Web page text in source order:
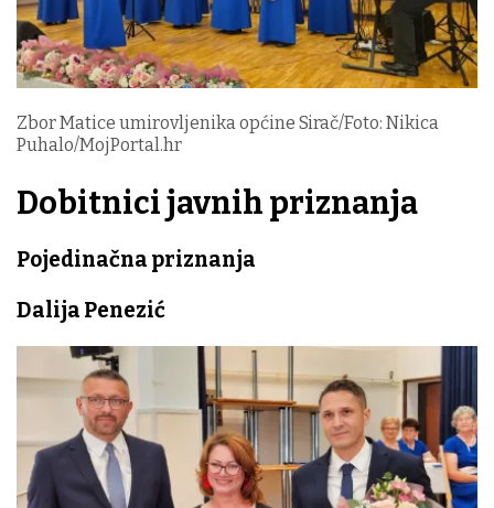
Zbor Matice umirovljenika općine Sirač/Foto: Nikica
Puhalo/MojPortal.hr
Dobitnici javnih priznanja
Pojedinačna priznanja
Dalija Penezić